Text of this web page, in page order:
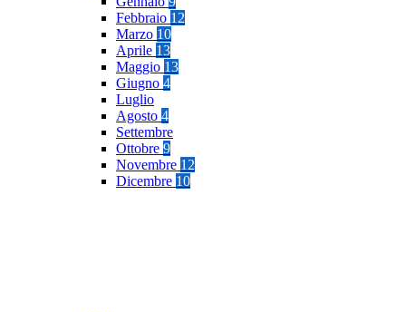
Febbraio 12
Marzo 10
Aprile 13
Maggio 13
Giugno 4
Luglio
Agosto 4
Settembre
Ottobre 9
Novembre 12
Dicembre 10